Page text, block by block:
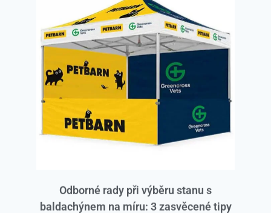
Odborné rady při výběru stanu s
baldachýnem na míru: 3 zasvěcené tipy